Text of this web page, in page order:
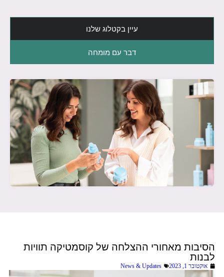
עיין בקטלוג שלנו
דבר עם מומחה
הסיבות מאחורי ההצלחה של קוסמטיקה תוויות
לבנות
אוקטובר 1, 2023 News & Updates